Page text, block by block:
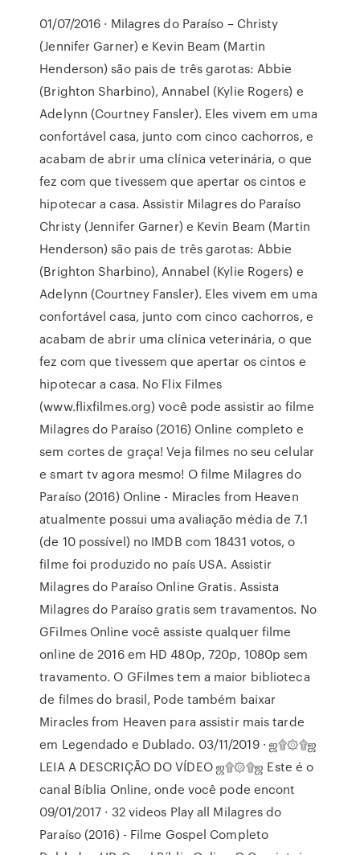
01/07/2016 · Milagres do Paraíso – Christy
(Jennifer Garner) e Kevin Beam (Martin
Henderson) são pais de três garotas: Abbie
(Brighton Sharbino), Annabel (Kylie Rogers) e
Adelynn (Courtney Fansler). Eles vivem em uma
confortável casa, junto com cinco cachorros, e
acabam de abrir uma clínica veterinária, o que
fez com que tivessem que apertar os cintos e
hipotecar a casa. Assistir Milagres do Paraíso
Christy (Jennifer Garner) e Kevin Beam (Martin
Henderson) são pais de três garotas: Abbie
(Brighton Sharbino), Annabel (Kylie Rogers) e
Adelynn (Courtney Fansler). Eles vivem em uma
confortável casa, junto com cinco cachorros, e
acabam de abrir uma clínica veterinária, o que
fez com que tivessem que apertar os cintos e
hipotecar a casa. No Flix Filmes
(www.flixfilmes.org) você pode assistir ao filme
Milagres do Paraíso (2016) Online completo e
sem cortes de graça! Veja filmes no seu celular
e smart tv agora mesmo! O filme Milagres do
Paraíso (2016) Online - Miracles from Heaven
atualmente possui uma avaliação média de 7.1
(de 10 possível) no IMDB com 18431 votos, o
filme foi produzido no país USA. Assistir
Milagres do Paraíso Online Gratis. Assista
Milagres do Paraíso gratis sem travamentos. No
GFilmes Online você assiste qualquer filme
online de 2016 em HD 480p, 720p, 1080p sem
travamento. O GFilmes tem a maior biblioteca
de filmes do brasil, Pode também baixar
Miracles from Heaven para assistir mais tarde
em Legendado e Dublado. 03/11/2019 · ஜ۩۞۩ஜ
LEIA A DESCRIÇÃO DO VÍDEO ஜ۩۞۩ஜ Este é o
canal Bíblia Online, onde você pode encont
09/01/2017 · 32 videos Play all Milagres do
Paraíso (2016) - Filme Gospel Completo